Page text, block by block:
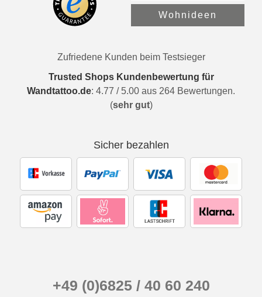
Wohnideen
Zufriedene Kunden beim Testsieger
Trusted Shops Kundenbewertung für
Wandtattoo.de: 4.77 / 5.00 aus 264 Bewertungen.
(sehr gut)
Sicher bezahlen
+49 (0)6825 / 40 60 240